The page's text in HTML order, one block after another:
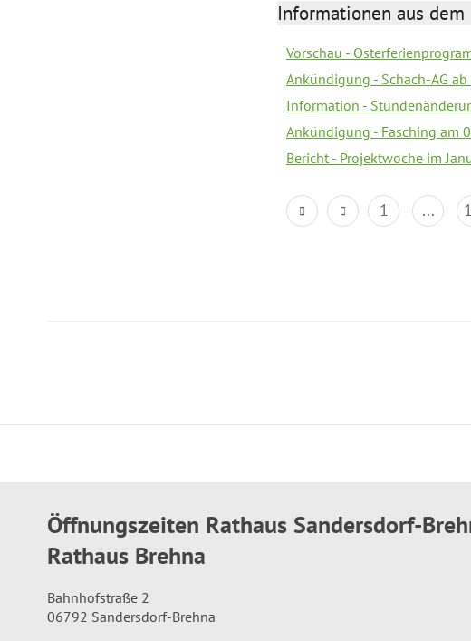
Informationen aus
Vorschau -
Ankündigung - Schach-AG
Information -
Ankündigung - Fasching am
Bericht - Projektwoche im
1 ...
Öffnungszeiten Rathaus Sandersdorf-
Rathaus Brehna
Bahnhofstraße 2
06792 Sandersdorf-Brehna